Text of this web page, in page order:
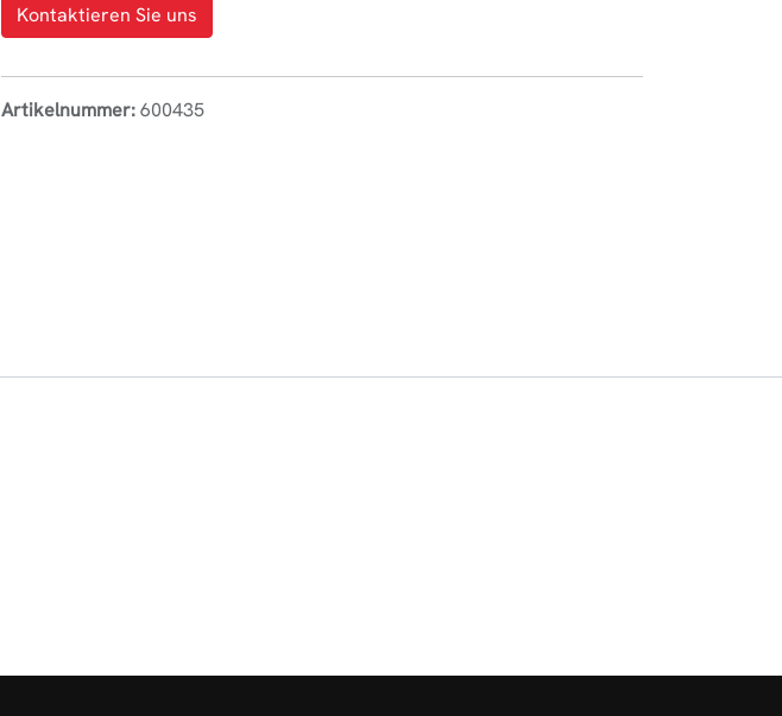
Kontaktieren Sie uns
Artikelnummer:600435